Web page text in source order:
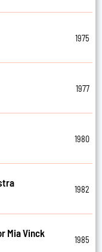
1975
1977
1980
1982
Mia Vinck
1985